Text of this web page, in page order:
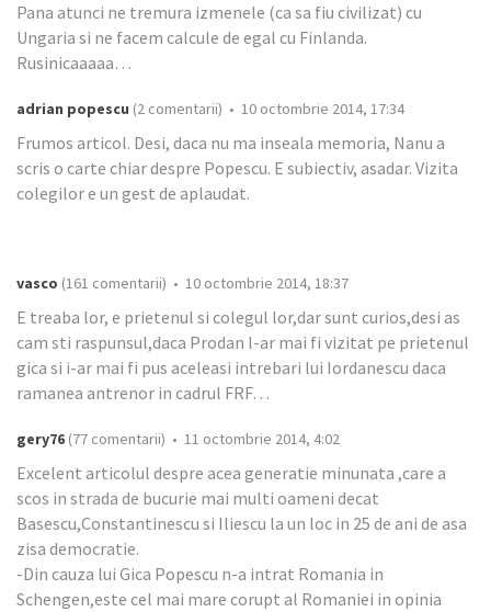
Pana atunci ne tremura izmenele (ca sa fiu civilizat) cu
Ungaria si ne facem calcule de egal cu Finlanda.
Rusinicaaaaa…
adrian popescu (2 comentarii) • 10 octombrie 2014, 17:34
Frumos articol. Desi, daca nu ma inseala memoria, Nanu a
scris o carte chiar despre Popescu. E subiectiv, asadar. Vizita
colegilor e un gest de aplaudat.
vasco (161 comentarii) • 10 octombrie 2014, 18:37
E treaba lor, e prietenul si colegul lor,dar sunt curios,desi as
cam sti raspunsul,daca Prodan l-ar mai fi vizitat pe prietenul
gica si i-ar mai fi pus aceleasi intrebari lui Iordanescu daca
ramanea antrenor in cadrul FRF…
gery76 (77 comentarii) • 11 octombrie 2014, 4:02
Excelent articolul despre acea generatie minunata ,care a
scos in strada de bucurie mai multi oameni decat
Basescu,Constantinescu si Iliescu la un loc in 25 de ani de asa
zisa democratie.
-Din cauza lui Gica Popescu n-a intrat Romania in
Schengen,este cel mai mare corupt al Romaniei in opinia